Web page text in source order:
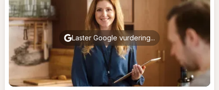
Laster Google vurdering...